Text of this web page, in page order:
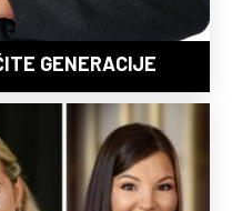
GENERACIJE